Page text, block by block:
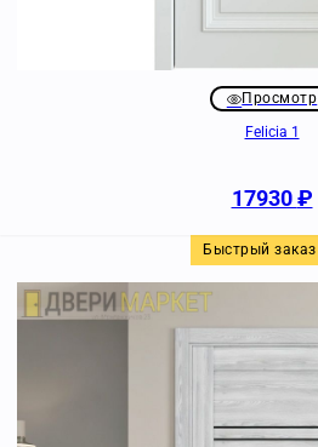
Просмотр
Felicia 1
17930₽
Быстрый заказ